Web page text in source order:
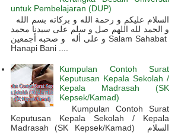
untuk Pembelajaran (DUP)
و الحمد لله اللهم صل و سلم على سيدنا محمد
و على أله و صحبه أجمعين Salam Sahabat
Hanapi Bani ....
Kumpulan Contoh Surat
Keputusan Kepala Sekolah /
Kepala Madrasah (SK
Kepsek/Kamad)
Kumpulan Contoh Surat
Keputusan Kepala Sekolah / Kepala
Madrasah (SK Kepsek/Kamad) السلام